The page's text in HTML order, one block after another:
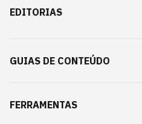
EDITORIAS
GUIAS DE CONTEÚDO
FERRAMENTAS